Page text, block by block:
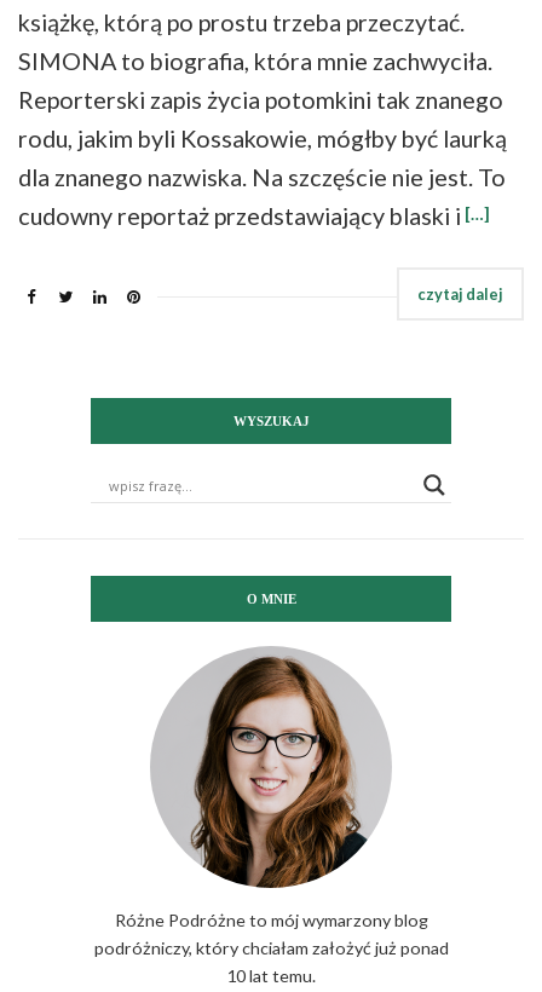
książkę, którą po prostu trzeba przeczytać.
SIMONA to biografia, która mnie zachwyciła.
Reporterski zapis życia potomkini tak znanego
rodu, jakim byli Kossakowie, mógłby być laurką
dla znanego nazwiska. Na szczęście nie jest. To
cudowny reportaż przedstawiający blaski i […]
WYSZUKAJ
O MNIE
Różne Podróżne to mój wymarzony blog
podróżniczy, który chciałam założyć już ponad
10 lat temu.